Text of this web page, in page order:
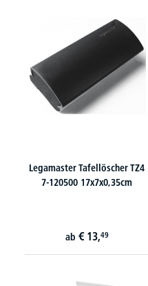
Legamaster Tafellöscher TZ4
7-120500 17x7x0,35cm
ab € 13,49